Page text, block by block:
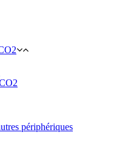
périphériques